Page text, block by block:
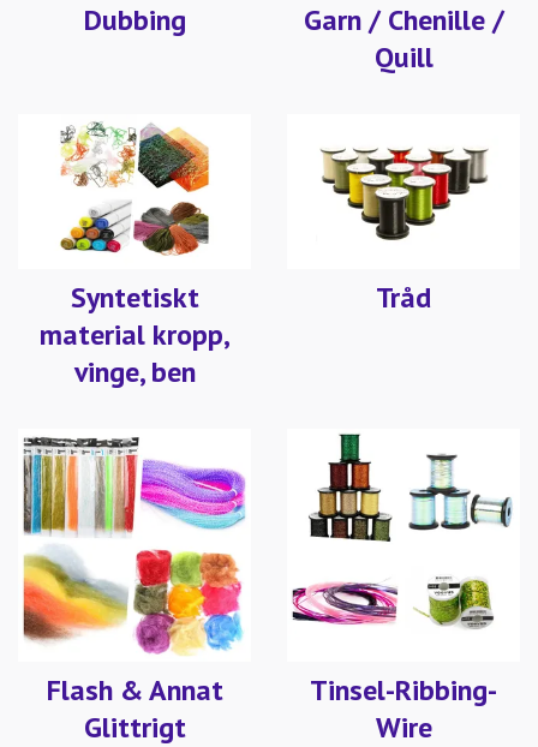
Dubbing
Garn / Chenille /
Quill
Syntetiskt
material kropp,
vinge, ben
Tråd
Flash & Annat
Glittrigt
Tinsel-Ribbing-
Wire